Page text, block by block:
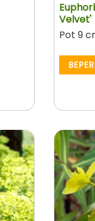
Velvet'
Pot 9